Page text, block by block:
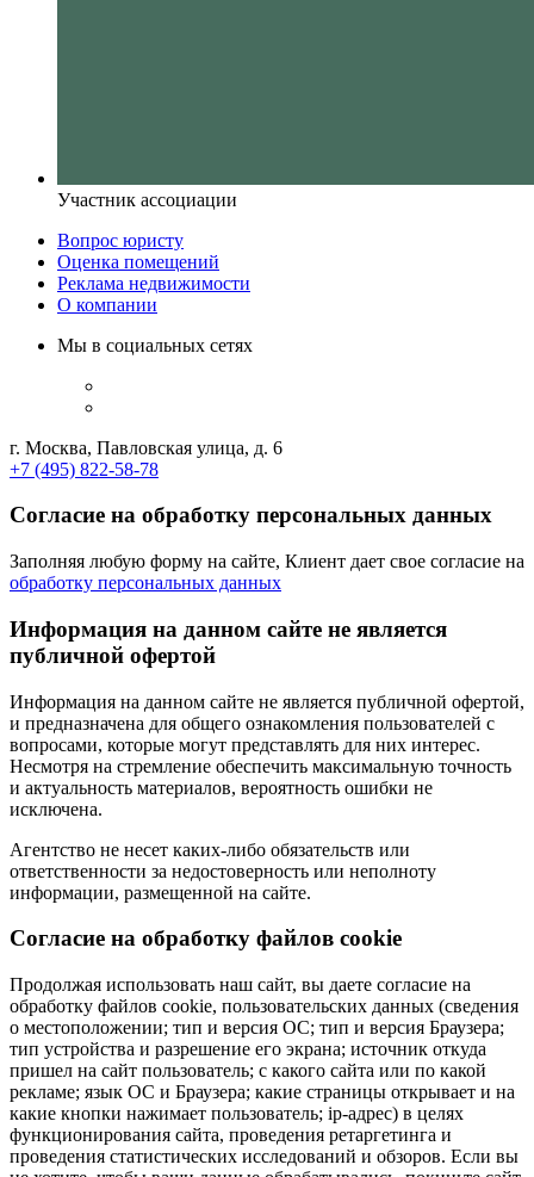
Участник ассоциации
Вопрос юристу
Оценка помещений
Реклама недвижимости
О компании
Мы в социальных сетях
г. Москва, Павловская улица, д. 6
+7 (495) 822-58-78
Согласие на обработку персональных данных
Заполняя любую форму на сайте, Клиент дает свое согласие на
обработку персональных данных
Информация на данном сайте не является
публичной офертой
Информация на данном сайте не является публичной офертой,
и предназначена для общего ознакомления пользователей с
вопросами, которые могут представлять для них интерес.
Несмотря на стремление обеспечить максимальную точность
и актуальность материалов, вероятность ошибки не
исключена.
Агентство не несет каких-либо обязательств или
ответственности за недостоверность или неполноту
информации, размещенной на сайте.
Cогласие на обработку файлов cookie
Продолжая использовать наш сайт, вы даете согласие на
обработку файлов cookie, пользовательских данных (сведения
о местоположении; тип и версия ОС; тип и версия Браузера;
тип устройства и разрешение его экрана; источник откуда
пришел на сайт пользователь; с какого сайта или по какой
рекламе; язык ОС и Браузера; какие страницы открывает и на
какие кнопки нажимает пользователь; ip-адрес) в целях
функционирования сайта, проведения ретаргетинга и
проведения статистических исследований и обзоров. Если вы